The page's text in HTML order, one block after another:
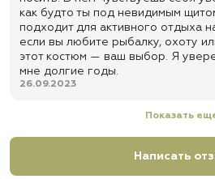
как будто ты под невидимым
подходит для активного отдыха
если вы любите рыбалку, охоту
этот костюм — ваш выбор. Я
мне долгие годы.
26.09.2023
Показать
Написать